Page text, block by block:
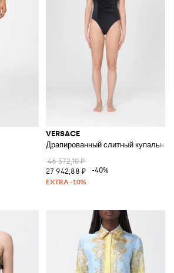
VERSACE
Драпированный слитный купальник
46 572,10 ₽
27 942,88 ₽
-40%